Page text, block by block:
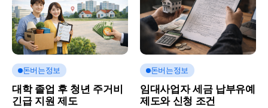
돈버는정보
대학 졸업 후 청년 주거비
긴급 지원 제도
돈버는정보
임대사업자 세금 납부유예
제도와 신청 조건